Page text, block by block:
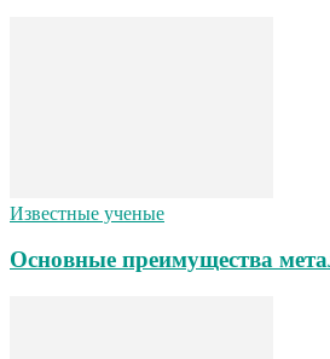
Известные ученые
Основные преимущества